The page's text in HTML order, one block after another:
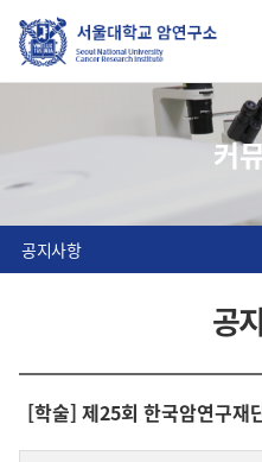
커
공지사항
공
[학술] 제25회 한국암연구재